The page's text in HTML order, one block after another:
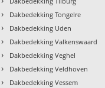
› Dakbedekking Tongelre
› Dakbedekking Uden
› Dakbedekking Valkenswaard
› Dakbedekking Veghel
› Dakbedekking Veldhoven
› Dakbedekking Vessem